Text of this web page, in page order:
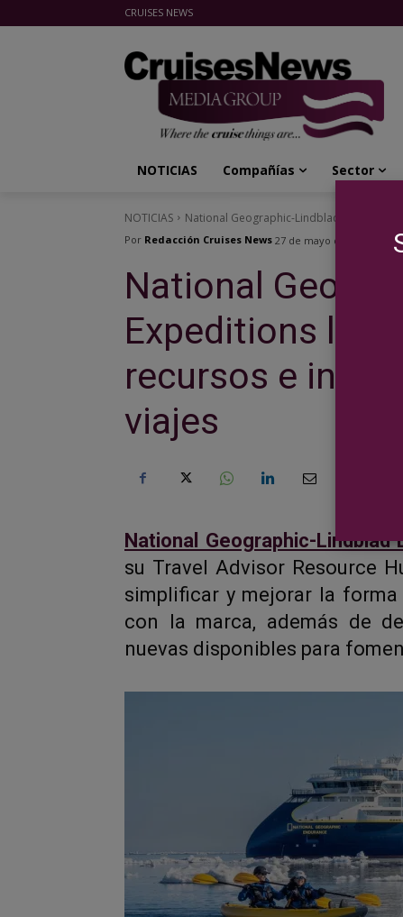
CRUISES NEWS
NOTICIAS Compañías Sector
NOTICIAS National Geographic-Lindblad
Por Redacción Cruises News 27 de mayo de 2026
National
Expeditions
recursos e
viajes
National Geographic-Lindblad
su Travel Advisor Resource
simplificar y mejorar la
con la marca, además de
nuevas disponibles para